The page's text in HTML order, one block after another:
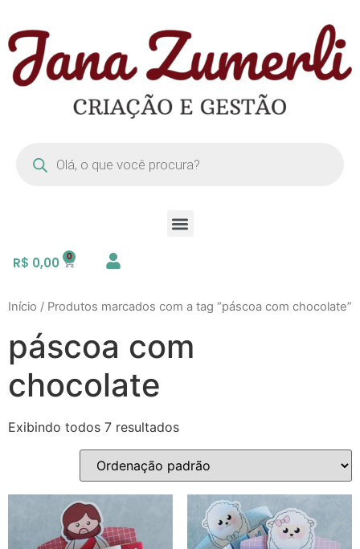
R$ 0,00
Início / Produtos marcados com a tag “páscoa com chocolate”
páscoa com
chocolate
Exibindo todos 7 resultados